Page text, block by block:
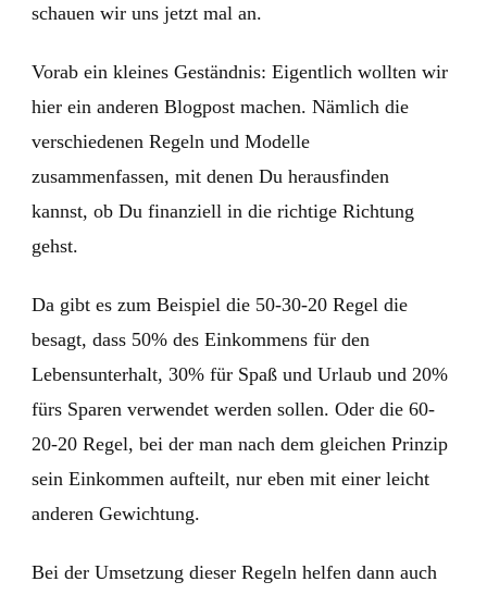
schauen wir uns jetzt mal an.
Vorab ein kleines Geständnis: Eigentlich wollten wir
hier ein anderen Blogpost machen. Nämlich die
verschiedenen Regeln und Modelle
zusammenfassen, mit denen Du herausfinden
kannst, ob Du finanziell in die richtige Richtung
gehst.
Da gibt es zum Beispiel die 50-30-20 Regel die
besagt, dass 50% des Einkommens für den
Lebensunterhalt, 30% für Spaß und Urlaub und 20%
fürs Sparen verwendet werden sollen. Oder die 60-
20-20 Regel, bei der man nach dem gleichen Prinzip
sein Einkommen aufteilt, nur eben mit einer leicht
anderen Gewichtung.
Bei der Umsetzung dieser Regeln helfen dann auch